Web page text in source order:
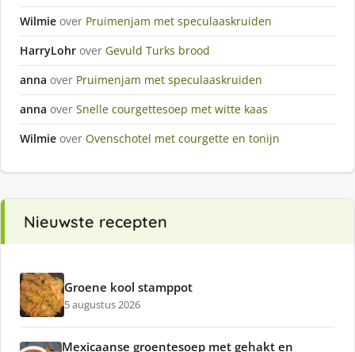
Wilmie over Pruimenjam met speculaaskruiden
HarryLohr over Gevuld Turks brood
anna over Pruimenjam met speculaaskruiden
anna over Snelle courgettesoep met witte kaas
Wilmie over Ovenschotel met courgette en tonijn
Nieuwste recepten
Groene kool stamppot
5 augustus 2026
Mexicaanse groentesoep met gehakt en